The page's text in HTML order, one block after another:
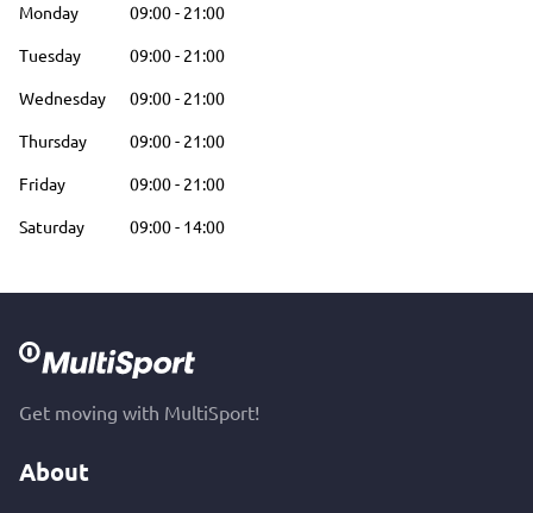
Monday 09:00- 21:00
Tuesday
09:00- 21:00
Wednesday
09:00- 21:00
Thursday
09:00- 21:00
Friday
09:00- 21:00
Saturday
09:00- 14:00
Get moving with MultiSport!
About